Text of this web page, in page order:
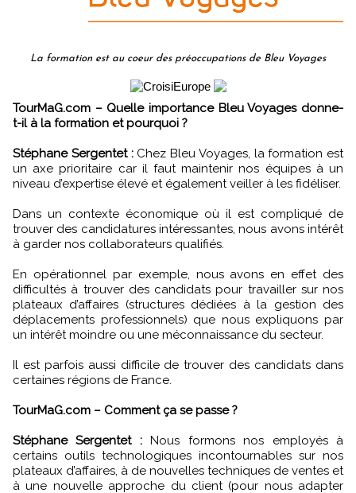
La formation est au coeur des préoccupations de Bleu Voyages
TourMaG.com – Quelle importance Bleu Voyages donne-
t-il à la formation et pourquoi ?
Stéphane Sergentet :Chez Bleu Voyages, la formation est
un axe prioritaire car il faut maintenir nos équipes à un
niveau d’expertise élevé et également veiller à les fidéliser.
Dans un contexte économique où il est compliqué de
trouver des candidatures intéressantes, nous avons intérêt
à garder nos collaborateurs qualifiés.
En opérationnel par exemple, nous avons en effet des
difficultés à trouver des candidats pour travailler sur nos
plateaux d’affaires (structures dédiées à la gestion des
déplacements professionnels) que nous expliquons par
un intérêt moindre ou une méconnaissance du secteur.
Il est parfois aussi difficile de trouver des candidats dans
certaines régions de France.
TourMaG.com – Comment ça se passe ?
Stéphane Sergentet :Nous formons nos employés à
certains outils technologiques incontournables sur nos
plateaux d’affaires, à de nouvelles techniques de ventes et
à une nouvelle approche du client (pour nous adapter